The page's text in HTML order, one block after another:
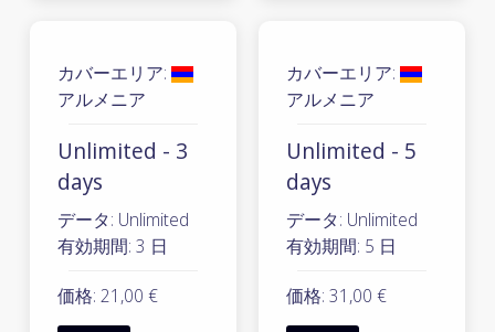
カバーエリア:
アルメニア
Unlimited - 3
days
データ: Unlimited
有効期間: 3 日
価格: 21,00 €
カバーエリア:
アルメニア
Unlimited - 5
days
データ: Unlimited
有効期間: 5 日
価格: 31,00 €